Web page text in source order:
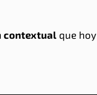
contextual que hoy